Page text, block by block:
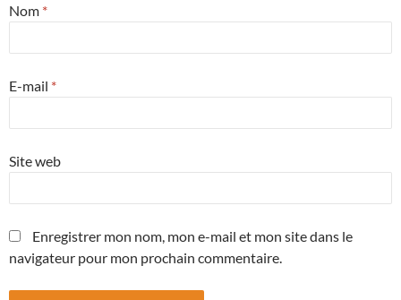
Nom *
E-mail *
Site web
Enregistrer mon nom, mon e-mail et mon site dans le
navigateur pour mon prochain commentaire.